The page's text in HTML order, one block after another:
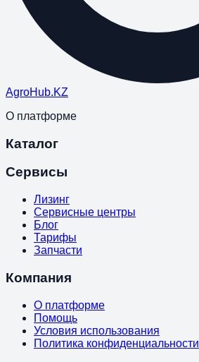
AgroHub.KZ
О платформе
Каталог
Сервисы
Лизинг
Сервисные центры
Блог
Тарифы
Запчасти
Компания
О платформе
Помощь
Условия использования
Политика конфиденциальности